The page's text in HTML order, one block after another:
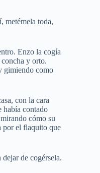
toda,
Enzo la cogía
y orto.
gimiendo como
con la cara
había contado
cómo su
por el flaquito que
de cogérsela.